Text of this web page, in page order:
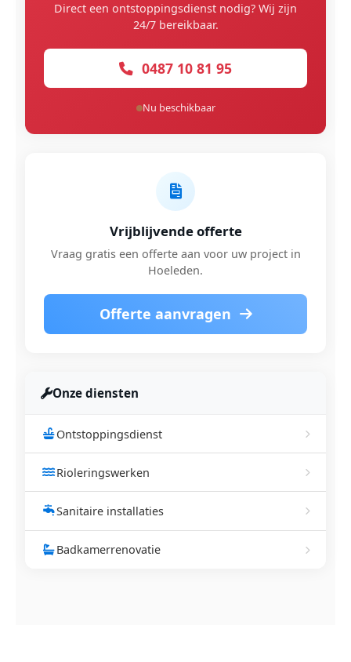
Direct een ontstoppingsdienst nodig? Wij zijn
24/7 bereikbaar.
0487 10 81 95
Nu beschikbaar
Vrijblijvende offerte
Vraag gratis een offerte aan voor uw project in
Hoeleden.
Offerte aanvragen
Onze diensten
Ontstoppingsdienst
Rioleringswerken
Sanitaire installaties
Badkamerrenovatie